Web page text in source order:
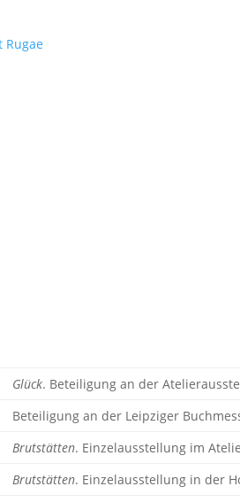
Glück. Beteiligung an der
Beteiligung an der Leipziger
Brutstätten. Einzelausstellung im
Brutstätten. Einzelausstellung in der